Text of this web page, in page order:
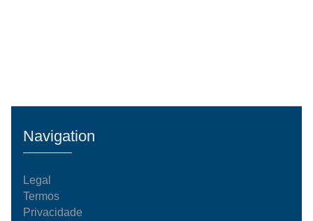
Navigation
Legal
Termos
Privacidade